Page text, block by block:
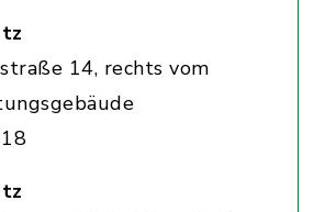
14, rechts vom